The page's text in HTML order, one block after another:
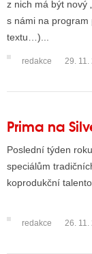
TELEVIZE
INTERNET
STRÁNKY TV
z nich má být nový
s námi na
textu…)...
redakce 29. 11.
Prima na
Poslední týden
speciálům
koprodukční
redakce 26. 11.